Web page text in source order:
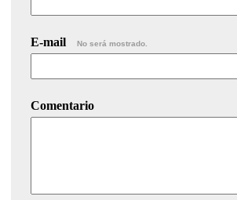
E-mail No será mostrado.
Comentario